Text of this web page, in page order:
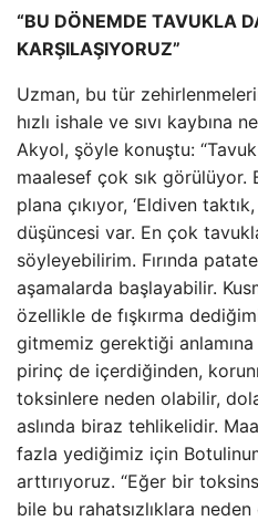
“BU DÖNEMDE TAVUKLA
KARŞILAŞIYORUZ”
Uzman, bu tür
hızlı ishale ve sıvı kaybına
Akyol, şöyle konuştu:
maalesef çok sık görülüyor.
plana çıkıyor, ‘Eldiven
düşüncesi var. En çok tavukla
söyleyebilirim. Fırında
aşamalarda başlayabilir.
özellikle de fışkırma
gitmemiz gerektiği
pirinç de içerdiğinden,
toksinlere neden olabilir,
aslında biraz tehlikelidir.
fazla yediğimiz için
arttırıyoruz. “Eğer bir
bile bu rahatsızlıklara